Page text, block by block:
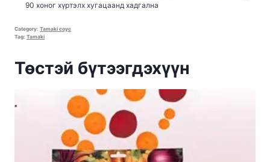
90 хоног хүртэлх хугацаанд хадгална
Category: Tamaki соус
Tag: Tamaki
Төстэй бүтээгдэхүүн